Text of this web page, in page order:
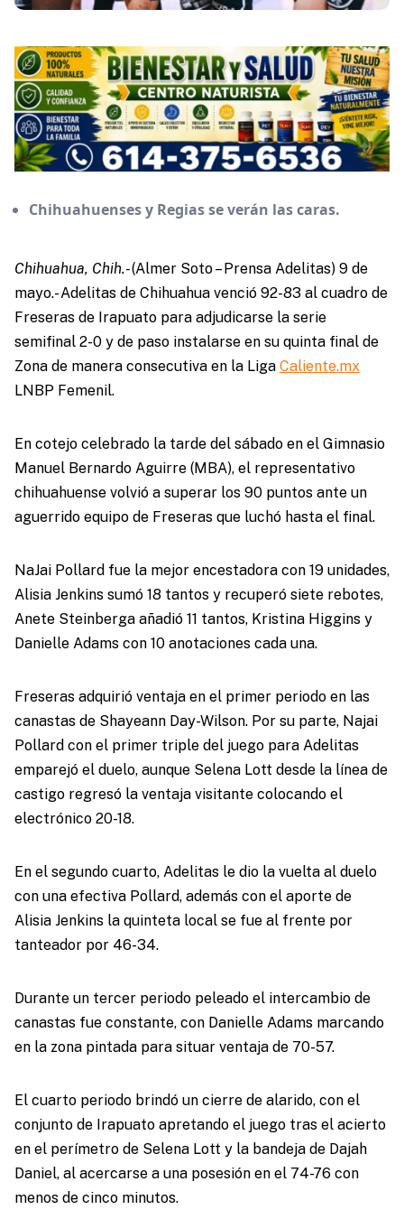
Chihuahuenses y Regias se verán las caras.
Chihuahua, Chih.-(Almer Soto – Prensa Adelitas) 9 de
mayo.- Adelitas de Chihuahua venció 92-83 al cuadro de
Freseras de Irapuato para adjudicarse la serie
semifinal 2-0 y de paso instalarse en su quinta final de
Zona de manera consecutiva en la Liga Caliente.mx
LNBP Femenil.
En cotejo celebrado la tarde del sábado en el Gimnasio
Manuel Bernardo Aguirre (MBA), el representativo
chihuahuense volvió a superar los 90 puntos ante un
aguerrido equipo de Freseras que luchó hasta el final.
NaJai Pollard fue la mejor encestadora con 19 unidades,
Alisia Jenkins sumó 18 tantos y recuperó siete rebotes,
Anete Steinberga añadió 11 tantos, Kristina Higgins y
Danielle Adams con 10 anotaciones cada una.
Freseras adquirió ventaja en el primer periodo en las
canastas de Shayeann Day-Wilson. Por su parte, Najai
Pollard con el primer triple del juego para Adelitas
emparejó el duelo, aunque Selena Lott desde la línea de
castigo regresó la ventaja visitante colocando el
electrónico 20-18.
En el segundo cuarto, Adelitas le dio la vuelta al duelo
con una efectiva Pollard, además con el aporte de
Alisia Jenkins la quinteta local se fue al frente por
tanteador por 46-34.
Durante un tercer periodo peleado el intercambio de
canastas fue constante, con Danielle Adams marcando
en la zona pintada para situar ventaja de 70-57.
El cuarto periodo brindó un cierre de alarido, con el
conjunto de Irapuato apretando el juego tras el acierto
en el perímetro de Selena Lott y la bandeja de Dajah
Daniel, al acercarse a una posesión en el 74-76 con
menos de cinco minutos.